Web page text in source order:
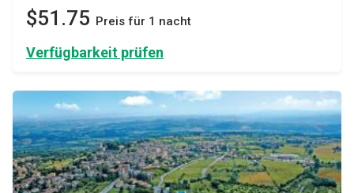
$51.75 Preis für 1 nacht
Verfügbarkeit prüfen